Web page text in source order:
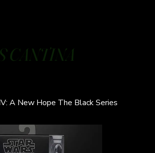
CANTINA
A New Hope The Black Series